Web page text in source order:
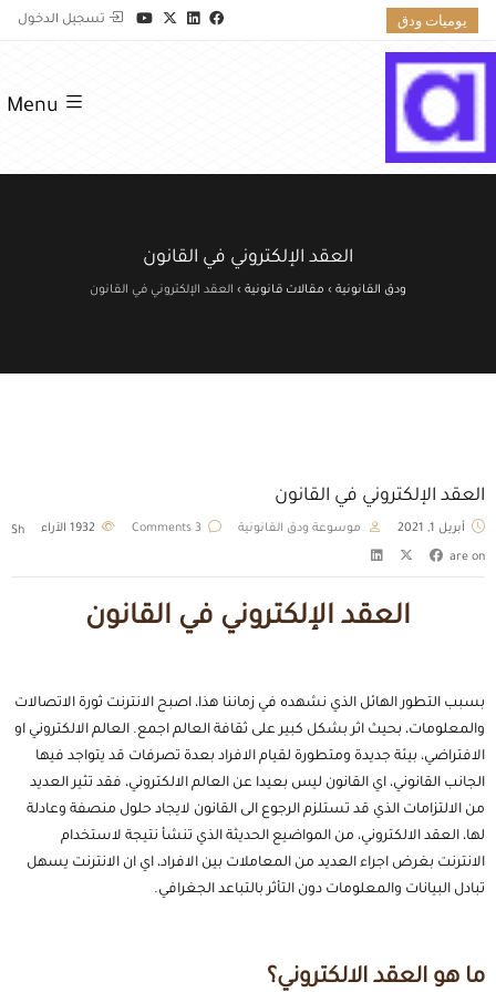
يوميات ودق تسجيل الدخول
Menu
العقد الإلكتروني في القانون
ودق القانونية › مقالات قانونية › العقد الإلكتروني في القانون
العقد الإلكتروني في القانون
أبريل 1, 2021 موسوعة ودق القانونية 3 Comments الآراء
Sh
are on
العقد الإلكتروني في القانون
بسبب التطور الهائل الذي نشهده في زماننا هذا، اصبح الانترنت ثورة الاتصالات
والمعلومات، بحيث اثر بشكل كبير على ثقافة العالم اجمع. العالم الالكتروني او
الافتراضي، بيئة جديدة ومتطورة لقيام الافراد بعدة تصرفات قد يتواجد فيها
الجانب القانوني، اي القانون ليس بعيدا عن العالم الالكتروني، فقد تثير العديد
من الالتزامات الذي قد تستلزم الرجوع الى القانون لايجاد حلول منصفة وعادلة
لها، العقد الالكتروني، من المواضيع الحديثة الذي تنشأ نتيجة لاستخدام
الانترنت بغرض اجراء العديد من المعاملات بين الافراد، اي ان الانترنت يسهل
تبادل البيانات والمعلومات دون التأثر بالتباعد الجغرافي.
ما هو العقد الالكتروني؟